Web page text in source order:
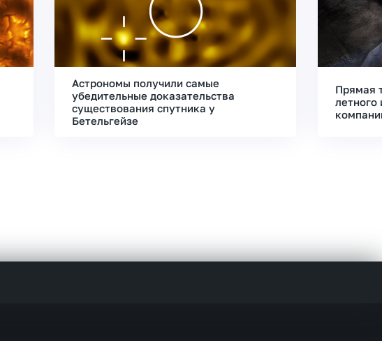
Астрономы получили самые
убедительные доказательства
существования спутника у
Бетельгейзе
Прямая
летного